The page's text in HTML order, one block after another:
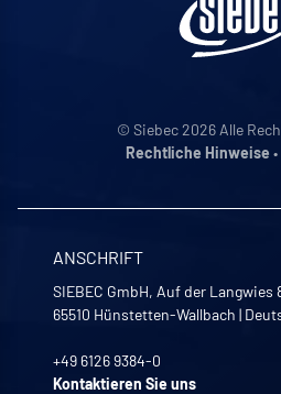
© Siebec 2026 Alle
Rechtliche Hinweise •
ANSCHRIFT
SIEBEC GmbH, Auf der Langwies
65510 Hünstetten-Wallbach |
+49 6126 9384-0
Kontaktieren Sie uns